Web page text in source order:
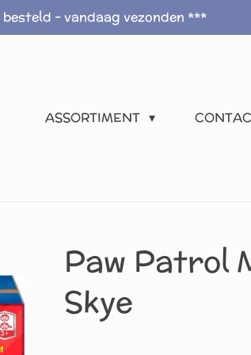
- vandaag vezonden ***
ASSORTIMENT
Paw Patrol
Skye